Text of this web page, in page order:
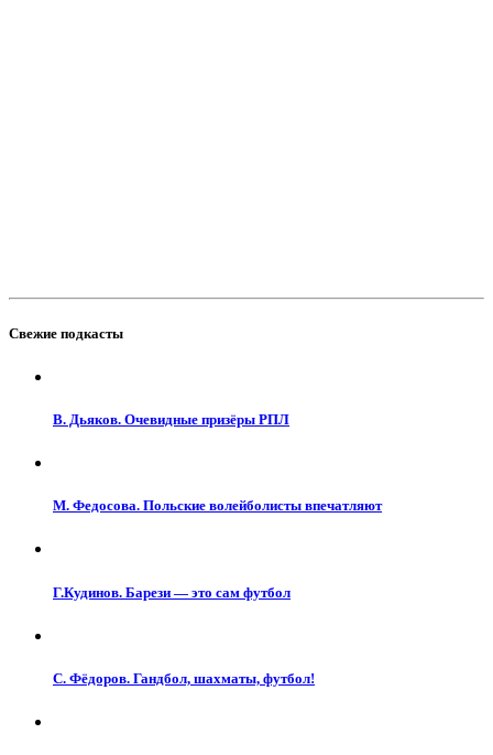
Свежие подкасты
В. Дьяков. Очевидные призёры РПЛ
М. Федосова. Польские волейболисты впечатляют
Г.Кудинов. Барези — это сам футбол
С. Фёдоров. Гандбол, шахматы, футбол!